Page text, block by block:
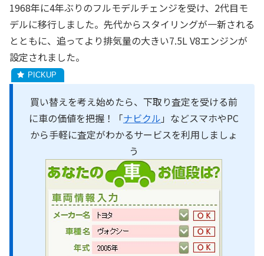
1968年に4年ぶりのフルモデルチェンジを受け、2代目モ
デルに移行しました。先代からスタイリングが一新される
とともに、追ってより排気量の大きい7.5L V8エンジンが
設定されました。
買い替えを考え始めたら、下取り査定を受ける前
に車の価値を把握！「ナビクル 」などスマホやPC
から手軽に査定がわかるサービスを利用しましょ
う